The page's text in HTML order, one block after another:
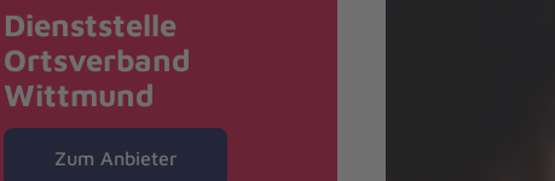
Dienststelle
Ortsverband
Wittmund
Zum Anbieter